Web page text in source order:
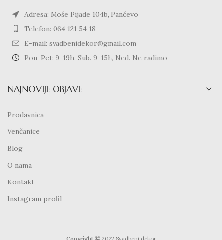
Adresa: Moše Pijade 104b, Pančevo
Telefon: 064 121 54 18
E-mail: svadbenidekor@gmail.com
Pon-Pet: 9-19h, Sub. 9-15h, Ned. Ne radimo
NAJNOVIJE OBJAVE
Prodavnica
Venčanice
Blog
O nama
Kontakt
Instagram profil
Copyright 2022 Svadbeni dekor